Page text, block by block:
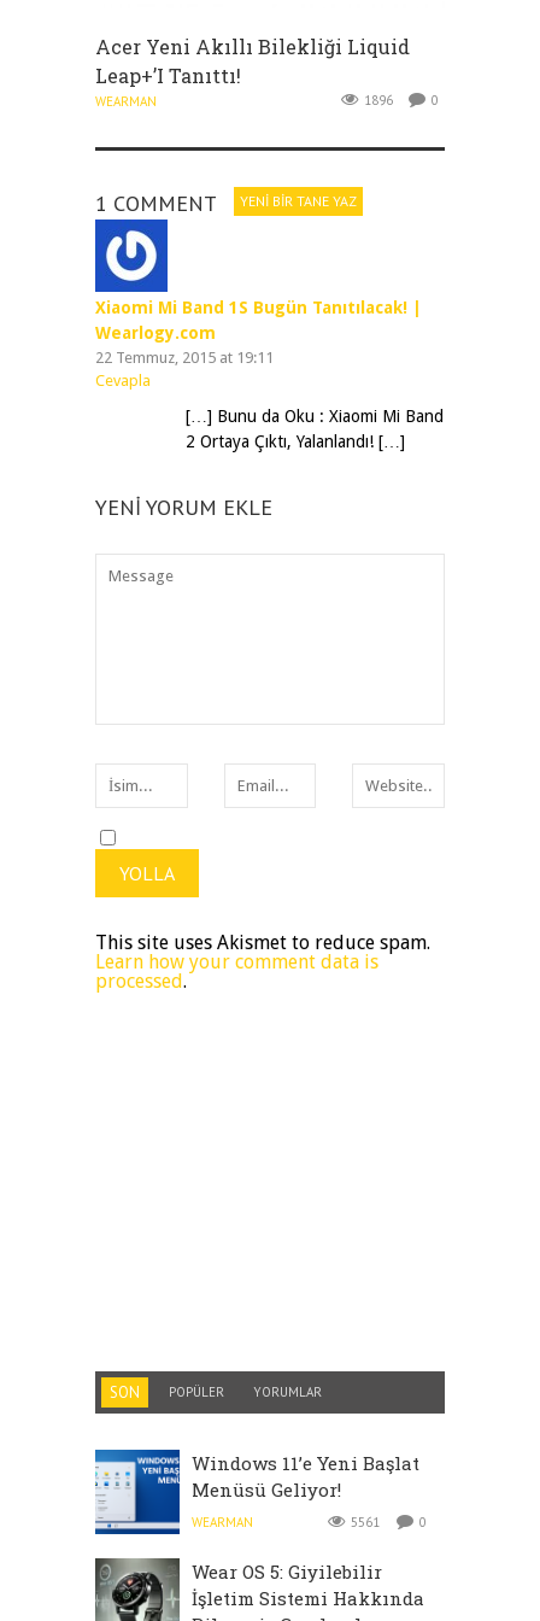
Acer Yeni Akıllı Bilekliği Liquid
Leap+’ı Tanıttı!
WEARMAN 1896 0
1 COMMENT YENI BIR TANE YAZ
Xiaomi Mi Band 1S Bugün Tanıtılacak! |
Wearlogy.com
22 Temmuz, 2015 at 19:11
Cevapla
[…] Bunu da Oku : Xiaomi Mi Band
2 Ortaya Çıktı, Yalanlandı! […]
YENI YORUM EKLE
This site uses Akismet to reduce spam.
Learn how your comment data is
processed.
SON POPÜLER YORUMLAR
Windows 11’e Yeni Başlat
Menüsü Geliyor!
WEARMAN 5561 0
Wear OS 5: Giyilebilir
İşletim Sistemi Hakkında